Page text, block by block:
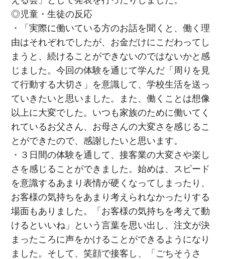
◎児童・生徒の反応
・「実際に働いている方のお話を聞くと、働く理
由はそれぞれでしたが、お金だけにこだわってし
まうと、続けることができないのではないかと感
じました。今回の体験を通じて学んだ「周りを見
て行動する大切さ」を意識して、学校生活を送っ
ていきたいと思いました。また、働くことは想像
以上に大変でした。いつも家族のために働いてく
れているお父さん、お母さんの大変さを感じるこ
とができたので、感謝したいと思います。
・３日間の体験を通して、接客業の大変さや楽し
さを感じることができました。始めは、スピード
を意識するあまり表情が硬くなってしまったり、
お客様の気持ちをあまり考えられなかったりする
場面もありました。「お客様の気持ちを考えて動
けるといいね」という言葉を思い出し、注文が決
まったころに声をかけることができるようになり
ました。そして、笑顔で接客し、「ごちそうさ